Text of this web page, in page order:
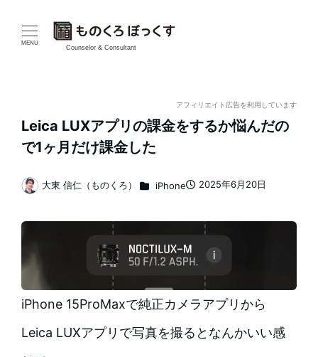
MENU
Counselor & Consultant
アフィリエイト広告を利用しています
Leica LUXアプリの課金をするか悩んだの
で1ヶ月だけ課金した
2025年6月20日
著
大東 信仁（ものくろ） カテゴリー
iPhone
iPhone 15ProMaxで純正カメラアプリから
Leica LUXアプリで写真を撮るとなんかいい感